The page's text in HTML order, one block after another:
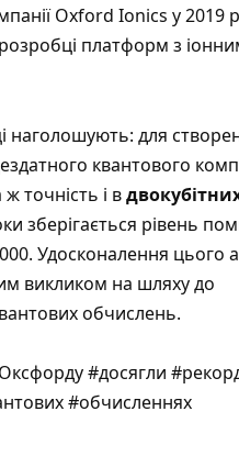
Oxford Ionics у 2019
розробці платформ з
наголошують: для
квантового
точність і в
зберігається рівень
Удосконалення цього
викликом на шляху до
обчислень.
#досягли
#обчисленнях